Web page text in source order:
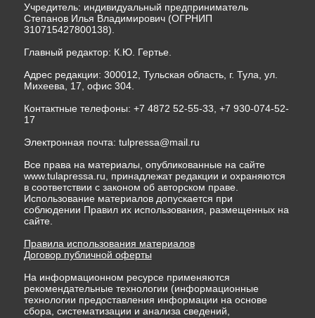
Учредитель: индивидуальный предприниматель
Степанов Илья Владимирович (ОГРНИП
310715427800138).
Главный редактор: К.Ю. Гертье.
Адрес редакции: 300012, Тульская область, г. Тула, ул.
Михеева, 17, офис 304.
Контактные телефоны: +7 4872 52-55-33, +7 930-074-52-
17
Электронная почта: tulpressa@mail.ru
Все права на материалы, опубликованные на сайте
www.tulapressa.ru, принадлежат редакции и охраняются
в соответствии с законом об авторском праве.
Использование материалов допускается при
соблюдении Правил их использования, размещенных на
сайте.
Правила использования материалов
Договор публичной оферты
На информационном ресурсе применяются
рекомендательные технологии (информационные
технологии предоставления информации на основе
сбора, систематизации и анализа сведений,